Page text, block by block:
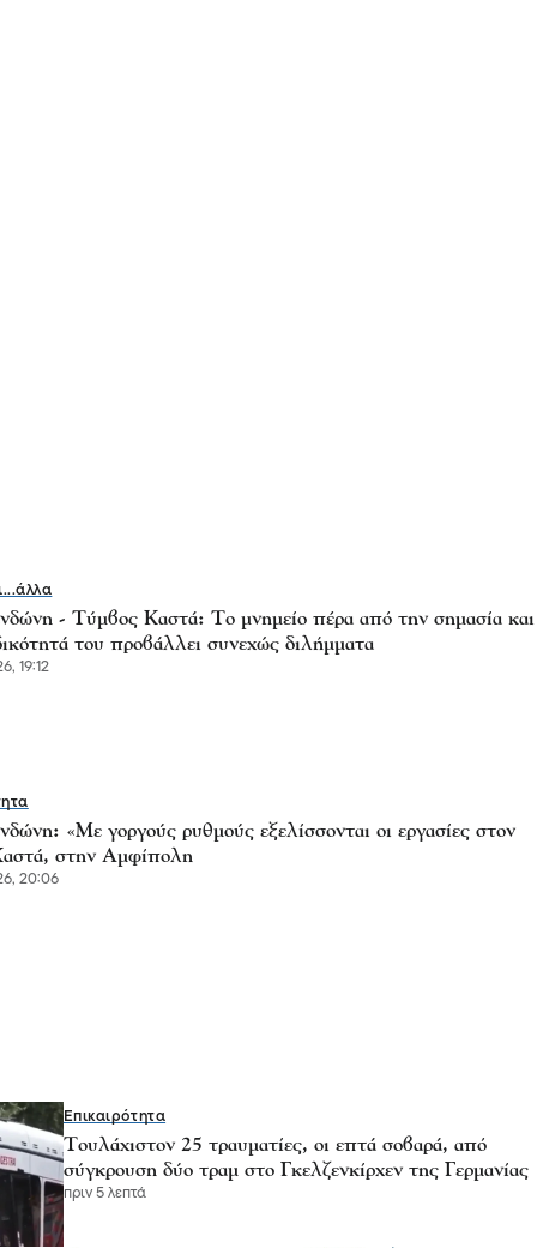
- Τύμβος Καστά: Το μνημείο πέρα από την σημασία και
του προβάλλει συνεχώς διλήμματα
19:12
«Με γοργούς ρυθμούς εξελίσσονται οι εργασίες στον
στην Αμφίπολη
20:06
Επικαιρότητα
Τουλάχιστον 25 τραυματίες, οι επτά σοβαρά, από
σύγκρουση δύο τραμ στο Γκελζενκίρχεν της Γερμανίας
πριν 5 λεπτά